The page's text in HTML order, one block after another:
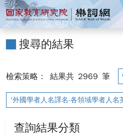
跳到主要內容
:::
國家教育研究院
搜尋的結果
檢索策略： 結果共 2969 筆
'外國學者人名譯名-各領域學者人名
查詢結果分類